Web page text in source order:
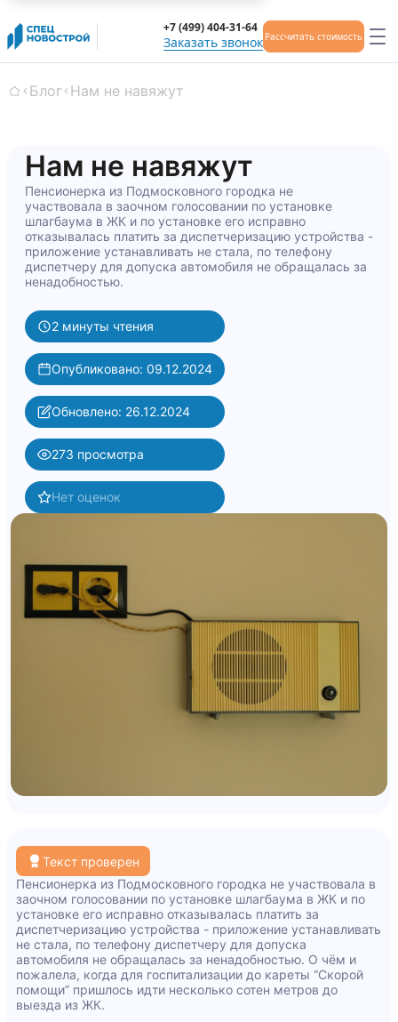
Заказать звонок
+7 (499) 404-31-64
Рассчитать стоимость
Главная
Блог Нам не навяжут
Нам не навяжут
Пенсионерка из Подмосковного городка не
участвовала в заочном голосовании по установке
шлагбаума в ЖК и по установке его исправно
отказывалась платить за диспетчеризацию устройства -
приложение устанавливать не стала, по телефону
диспетчеру для допуска автомобиля не обращалась за
ненадобностью.
2 минуты чтения
Опубликовано: 09.12.2024
Обновлено: 26.12.2024
273 просмотра
Нет оценок
Текст проверен
Пенсионерка из Подмосковного городка не участвовала в
заочном голосовании по установке шлагбаума в ЖК и по
установке его исправно отказывалась платить за
диспетчеризацию устройства - приложение устанавливать
не стала, по телефону диспетчеру для допуска
автомобиля не обращалась за ненадобностью. О чём и
пожалела, когда для госпитализации до кареты “Скорой
помощи” пришлось идти несколько сотен метров до
выезда из ЖК.